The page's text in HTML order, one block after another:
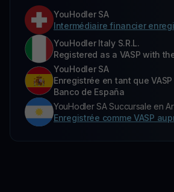
YouHodler SA
Intermédiaire financier
YouHodler Italy S.R.L.
Registered as a VASP with
YouHodler SA
Enregistrée en tant que
Banco de España
YouHodler SA Succursale en
Enregistrée comme VASP